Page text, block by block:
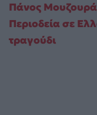
Πάνος
Περιοδεία σε
τραγούδι